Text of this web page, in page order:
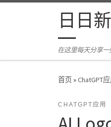
Skip to content日日新
在这里每天分享
首页»ChatGPT
CHATGPT应用